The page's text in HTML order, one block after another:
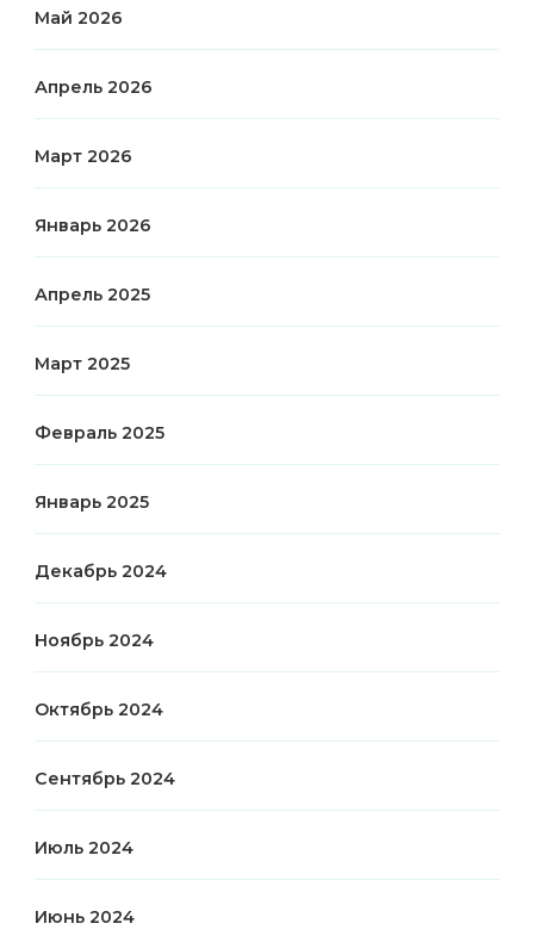
Май 2026
Апрель 2026
Март 2026
Январь 2026
Апрель 2025
Март 2025
Февраль 2025
Январь 2025
Декабрь 2024
Ноябрь 2024
Октябрь 2024
Сентябрь 2024
Июль 2024
Июнь 2024